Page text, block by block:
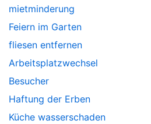
mietminderung
Feiern im Garten
fliesen entfernen
Arbeitsplatzwechsel
Besucher
Haftung der Erben
Küche wasserschaden